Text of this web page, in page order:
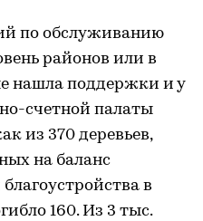
по обслуживанию
районов или в
нашла поддержки и у
счетной палаты
из 370 деревьев,
на баланс
в
160. Из 3 тыс.